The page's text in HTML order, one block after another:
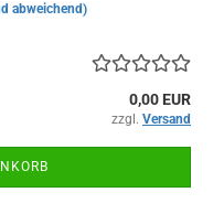
abweichend)
0,00 EUR
zzgl. Versand